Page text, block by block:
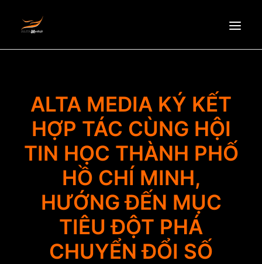
NEWS
PRODUCTS
PARTNERS
RECRUITMENT
EN
ALTA MEDIA KÝ KẾT
HỢP TÁC CÙNG HỘI
TIN HỌC THÀNH PHỐ
HỒ CHÍ MINH,
HƯỚNG ĐẾN MỤC
TIÊU ĐỘT PHÁ
CHUYỂN ĐỔI SỐ